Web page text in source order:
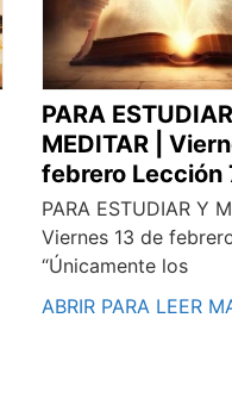
PARA
MEDITAR |
febrero Lección
PARA ESTUDIAR Y
Viernes 13 de
“Únicamente los
ABRIR PARA LEER